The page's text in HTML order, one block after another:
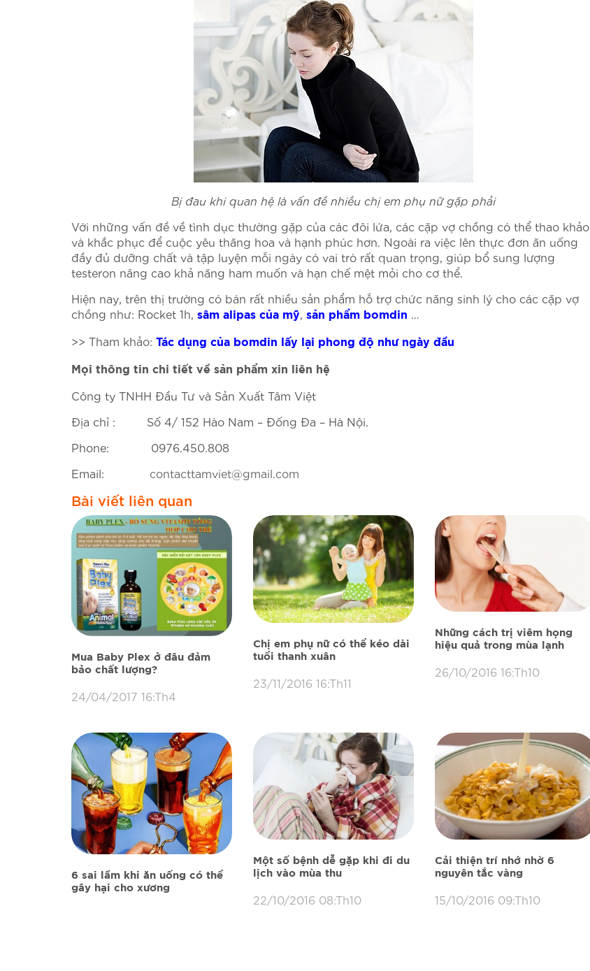
Bị đau khi quan hệ là vấn đề nhiều chị em phụ nữ gặp phải
Với những vấn đề về tình dục thường gặp của các đôi lứa, các cặp vợ chồng có thể thao khảo
và khắc phục để cuộc yêu thăng hoa và hạnh phúc hơn. Ngoài ra việc lên thực đơn ăn uống
đầy đủ dưỡng chất và tập luyện mỗi ngày có vai trò rất quan trọng, giúp bổ sung lượng
testeron nâng cao khả năng ham muốn và hạn chế mệt mỏi cho cơ thể.
Hiện nay, trên thị trường có bán rất nhiều sản phẩm hỗ trợ chức năng sinh lý cho các cặp vợ
chồng như: Rocket 1h, sâm alipas của mỹ, sản phẩm bomdin …
>> Tham khảo: Tác dụng của bomdin lấy lại phong độ như ngày đầu
Mọi thông tin chi tiết về sản phẩm xin liên hệ
Công ty TNHH Đầu Tư và Sản Xuất Tâm Việt
Địa chỉ : Số 4/ 152 Hào Nam – Đống Đa – Hà Nội.
Phone: 0976.450.808
Email: contacttamviet@gmail.com
Bài viết liên quan
Mua Baby Plex ở đâu đảm
bảo chất lượng?
24/04/2017 16:Th4
Chị em phụ nữ có thể kéo dài
tuổi thanh xuân
23/11/2016 16:Th11
Những cách trị viêm họng
hiệu quả trong mùa lạnh
26/10/2016 16:Th10
6 sai lầm khi ăn uống có thể
gây hại cho xương
Một số bệnh dễ gặp khi đi du
lịch vào mùa thu
22/10/2016 08:Th10
Cải thiện trí nhớ nhờ 6
nguyên tắc vàng
15/10/2016 09:Th10